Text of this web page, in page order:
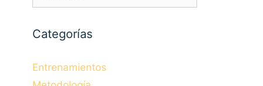
Categorías
Entrenamientos